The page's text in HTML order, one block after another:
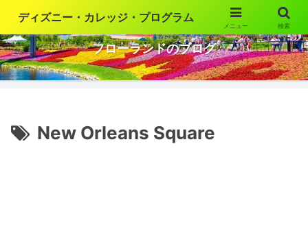
ウォルト・ディズニー・ワールドの魅力を語ります
フローランドのブログ
New Orleans Square
ディズニー・カレッジ・プログラム
メニュー 検索